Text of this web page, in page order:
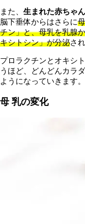
ま た、 生まれた赤ちゃ
脳下垂体からはさらに
チン」と、母乳を乳腺
キシトシン」が分泌さ
プロラクチンとオキシ
うほど、どんどんカラ
ようになっていきます。
母 乳の変化